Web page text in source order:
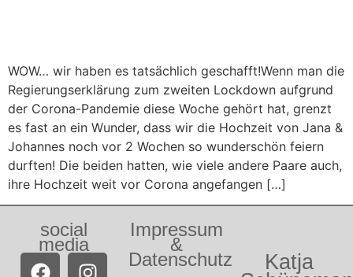
WOW… wir haben es tatsächlich geschafft!Wenn man die
Regierungserklärung zum zweiten Lockdown aufgrund
der Corona-Pandemie diese Woche gehört hat, grenzt
es fast an ein Wunder, dass wir die Hochzeit von Jana &
Johannes noch vor 2 Wochen so wunderschön feiern
durften! Die beiden hatten, wie viele andere Paare auch,
ihre Hochzeit weit vor Corona angefangen […]
social
media
Impressum
&
Datenschutz
Katja